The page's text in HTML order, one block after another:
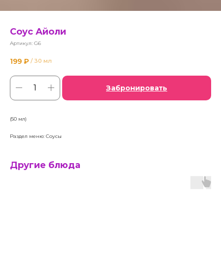
Соус Айоли
Артикул: G6
199 ₽ / 30 мл
Забронировать
(50 мл)
Раздел меню: Соусы
Другие блюда